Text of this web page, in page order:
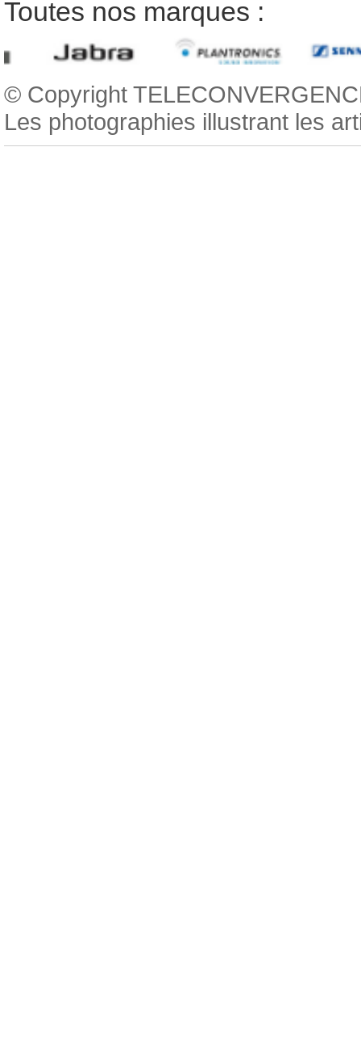
Toutes nos marques :
© Copyright
Les photographies illustrant les